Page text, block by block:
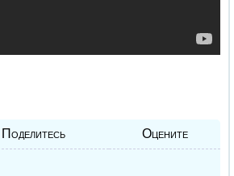
Поделитесь Оцените